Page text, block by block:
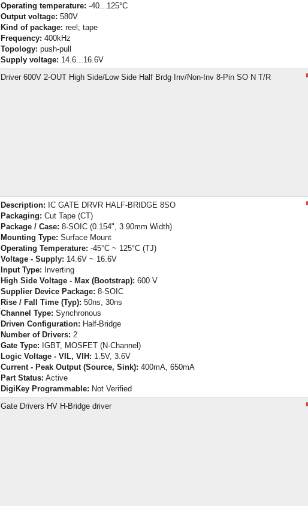
Operating temperature: -40...125°C
Output voltage: 580V
Kind of package: reel; tape
Frequency: 400kHz
Topology: push-pull
Supply voltage: 14.6...16.6V
Driver 600V 2-OUT High Side/Low Side Half Brdg Inv/Non-Inv 8-Pin SO N T/R
Description: IC GATE DRVR HALF-BRIDGE 8SO
Packaging: Cut Tape (CT)
Package / Case: 8-SOIC (0.154", 3.90mm Width)
Mounting Type: Surface Mount
Operating Temperature: -45°C ~ 125°C (TJ)
Voltage - Supply: 14.6V ~ 16.6V
Input Type: Inverting
High Side Voltage - Max (Bootstrap): 600 V
Supplier Device Package: 8-SOIC
Rise / Fall Time (Typ): 50ns, 30ns
Channel Type: Synchronous
Driven Configuration: Half-Bridge
Number of Drivers: 2
Gate Type: IGBT, MOSFET (N-Channel)
Logic Voltage - VIL, VIH: 1.5V, 3.6V
Current - Peak Output (Source, Sink): 400mA, 650mA
Part Status: Active
DigiKey Programmable: Not Verified
Gate Drivers HV H-Bridge driver